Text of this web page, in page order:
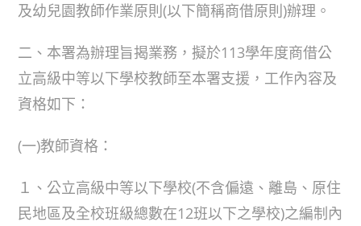
及幼兒園教師作業原則(以下簡稱商借原則)辦理。
二、本署為辦理旨揭業務，擬於113學年度商借公
立高級中等以下學校教師至本署支援，工作內容及
資格如下：
(一)教師資格：
１、公立高級中等以下學校(不含偏遠、離島、原住
民地區及全校班級總數在12班以下之學校)之編制內